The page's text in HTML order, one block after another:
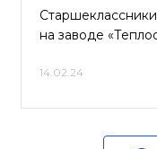
на заводе
14.02.24